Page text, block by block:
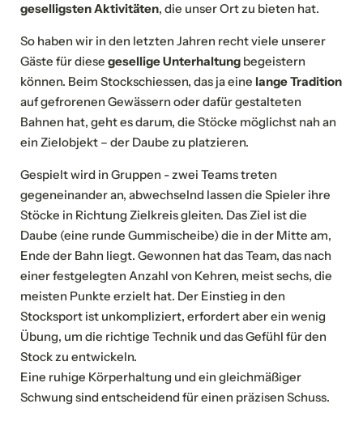
geselligsten Aktivitäten, die unser Ort zu bieten hat.
So haben wir in den letzten Jahren recht viele unserer
Gäste für diese gesellige Unterhaltung begeistern
können. Beim Stockschiessen, das ja eine lange Tradition
auf gefrorenen Gewässern oder dafür gestalteten
Bahnen hat, geht es darum, die Stöcke möglichst nah an
ein Zielobjekt – der Daube zu platzieren.
Gespielt wird in Gruppen - zwei Teams treten
gegeneinander an, abwechselnd lassen die Spieler ihre
Stöcke in Richtung Zielkreis gleiten. Das Ziel ist die
Daube (eine runde Gummischeibe) die in der Mitte am‚
Ende der Bahn liegt. Gewonnen hat das Team, das nach
einer festgelegten Anzahl von Kehren, meist sechs, die
meisten Punkte erzielt hat. Der Einstieg in den
Stocksport ist unkompliziert, erfordert aber ein wenig
Übung, um die richtige Technik und das Gefühl für den
Stock zu entwickeln.
Eine ruhige Körperhaltung und ein gleichmäßiger
Schwung sind entscheidend für einen präzisen Schuss.